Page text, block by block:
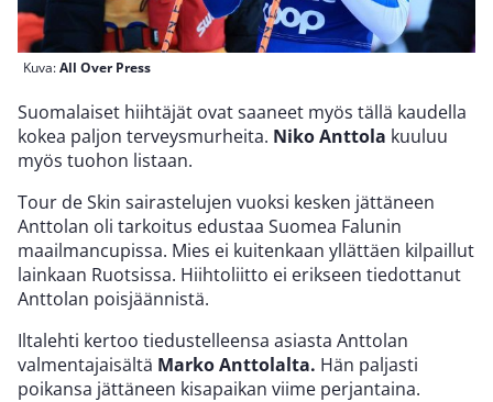
Kuva:All Over Press
Suomalaiset hiihtäjät ovat saaneet myös tällä kaudella
kokea paljon terveysmurheita. Niko Anttola kuuluu
myös tuohon listaan.
Tour de Skin sairastelujen vuoksi kesken jättäneen
Anttolan oli tarkoitus edustaa Suomea Falunin
maailmancupissa. Mies ei kuitenkaan yllättäen kilpaillut
lainkaan Ruotsissa. Hiihtoliitto ei erikseen tiedottanut
Anttolan poisjäännistä.
Iltalehti kertoo tiedustelleensa asiasta Anttolan
valmentajaisältä Marko Anttolalta. Hän paljasti
poikansa jättäneen kisapaikan viime perjantaina.